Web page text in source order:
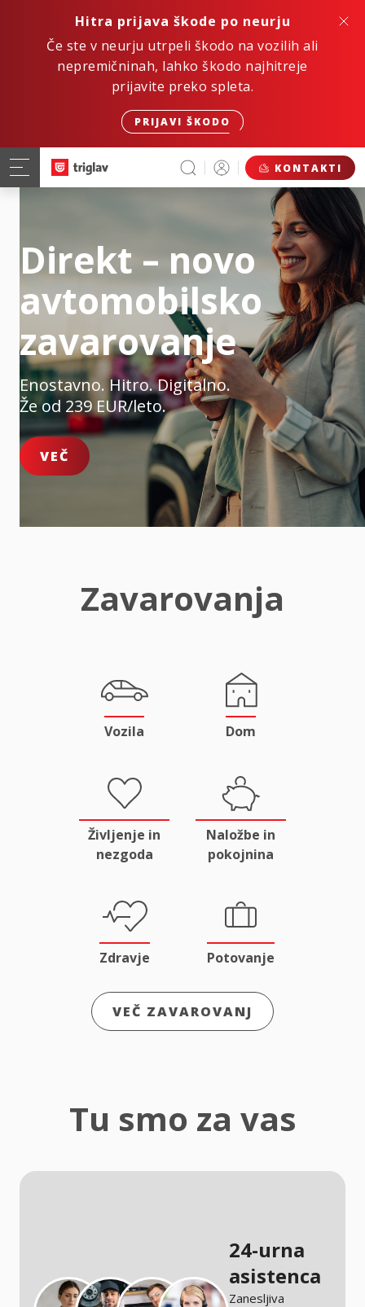
Hitra prijava škode po neurju
Če ste v neurju utrpeli škodo na vozilih ali
nepremičninah, lahko škodo najhitreje
prijavite preko spleta.
PRIJAVI ŠKODO
KONTAKTI
Direkt – novo
avtomobilsko
zavarovanje
Enostavno. Hitro. Digitalno.
Že od 239 EUR/leto.
VEČ
Zavarovanja
Vozila Dom
Življenje in
nezgoda
Naložbe in
pokojnina
Zdravje Potovanje
VEČ ZAVAROVANJ
Tu smo za vas
24-urna
asistenca
Zanesljiva